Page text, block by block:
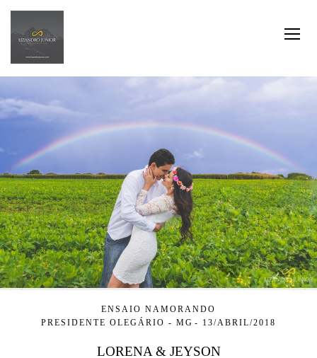
ENSAIO NAMORANDO
PRESIDENTE OLEGÁRIO - MG
13/ABRIL/2018
LORENA & JEYSON